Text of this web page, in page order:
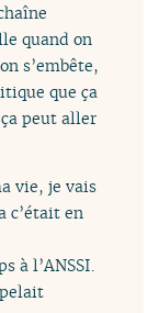
quand on
s’embête,
que ça
peut aller
vie, je vais
c’était en
à l’ANSSI.